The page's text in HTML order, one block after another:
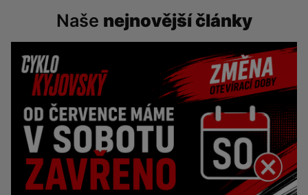
Naše nejnovější články